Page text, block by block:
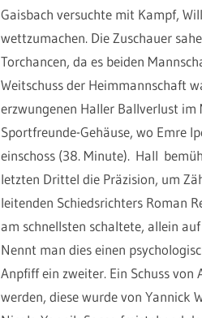
Gaisbach versuchte mit Kampf,
wettzumachen. Die Zuschauer
Torchancen, da es beiden
Weitschuss der Heimmannschaft
erzwungenen Haller Ballverlust
Sportfreunde-Gehäuse, wo Emre
einschoss (38. Minute). Hall
letzten Drittel die Präzision, um
leitenden Schiedsrichters Roman
am schnellsten schaltete, allein
Nennt man dies einen
Anpfiff ein zweiter. Ein Schuss
werden, diese wurde von Yannick